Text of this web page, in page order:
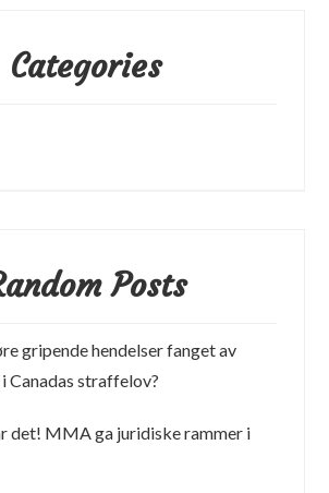
Categories
Posts
gripende hendelser fanget av
Canadas straffelov?
det! MMA ga juridiske rammer i